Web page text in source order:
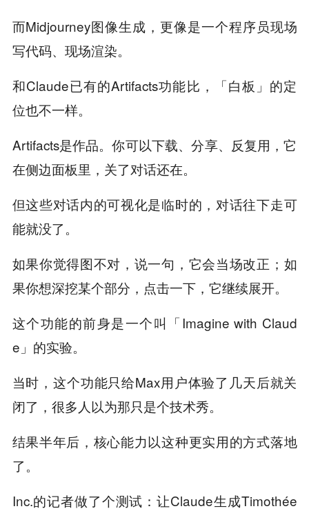
而Midjourney图像生成，更像是一个程序员现场
写代码、现场渲染。
和Claude已有的Artifacts功能比，「白板」的定
位也不一样。
Artifacts是作品。你可以下载、分享、反复用，它
在侧边面板里，关了对话还在。
但这些对话内的可视化是临时的，对话往下走可
能就没了。
如果你觉得图不对，说一句，它会当场改正；如
果你想深挖某个部分，点击一下，它继续展开。
这个功能的前身是一个叫「Imagine with Claud
e」的实验。
当时，这个功能只给Max用户体验了几天后就关
闭了，很多人以为那只是个技术秀。
结果半年后，核心能力以这种更实用的方式落地
了。
Inc.的记者做了个测试：让Claude生成Timothée